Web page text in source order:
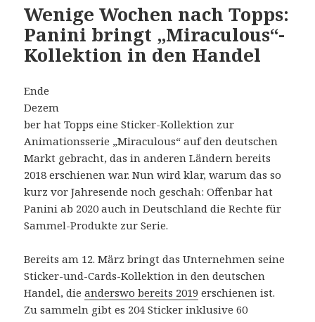
Wenige Wochen nach Topps:
Panini bringt „Miraculous“-
Kollektion in den Handel
Ende
Dezem
ber hat Topps eine Sticker-Kollektion zur
Animationsserie „Miraculous“ auf den deutschen
Markt gebracht, das in anderen Ländern bereits
2018 erschienen war. Nun wird klar, warum das so
kurz vor Jahresende noch geschah: Offenbar hat
Panini ab 2020 auch in Deutschland die Rechte für
Sammel-Produkte zur Serie.
Bereits am 12. März bringt das Unternehmen seine
Sticker-und-Cards-Kollektion in den deutschen
Handel, dieanderswo bereits 2019 erschienen ist.
Zu sammeln gibt es 204 Sticker inklusive 60